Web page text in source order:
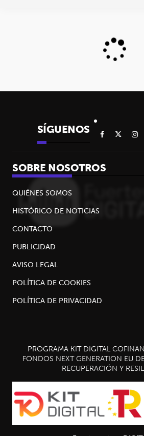
SÍGUENOS
SOBRE NOSOTROS
QUIÉNES SOMOS
HISTÓRICO DE NOTICIAS
CONTACTO
PUBLICIDAD
AVISO LEGAL
POLÍTICA DE COOKIES
POLÍTICA DE PRIVACIDAD
PROGRAMA KIT DIGITAL
FONDOS NEXT GENERATION EU
RECUPERACIÓN Y